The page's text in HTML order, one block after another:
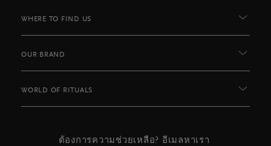
WHERE TO FIND US
OUR BRAND
WORLD OF RITUALS
ต้องการความช่วยเหลือ? อีเมลหาเรา